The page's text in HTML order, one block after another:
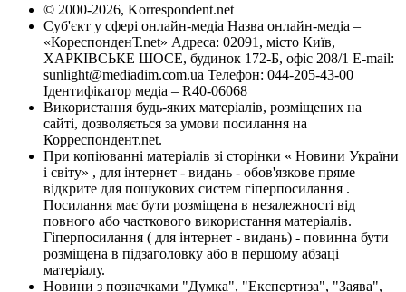
© 2000-2026, Korrespondent.net
Суб'єкт у сфері онлайн-медіа Назва онлайн-медіа –
«КореспонденТ.net» Адреса: 02091, місто Київ,
ХАРКІВСЬКЕ ШОСЕ, будинок 172-Б, офіс 208/1 E-mail:
sunlight@mediadim.com.ua Телефон: 044-205-43-00
Ідентифікатор медіа – R40-06068
Використання будь-яких матеріалів, розміщених на
сайті, дозволяється за умови посилання на
Корреспондент.net.
При копіюванні матеріалів зі сторінки « Новини України
і світу» , для інтернет - видань - обов'язкове пряме
відкрите для пошукових систем гіперпосилання .
Посилання має бути розміщена в незалежності від
повного або часткового використання матеріалів.
Гіперпосилання ( для інтернет - видань) - повинна бути
розміщена в підзаголовку або в першому абзаці
матеріалу.
Новини з позначками "Думка", "Експертиза", "Заява",